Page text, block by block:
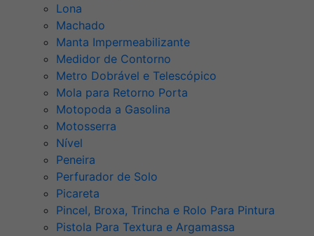
Lona
Machado
Manta Impermeabilizante
Medidor de Contorno
Metro Dobrável e Telescópico
Mola para Retorno Porta
Motopoda a Gasolina
Motosserra
Nível
Peneira
Perfurador de Solo
Picareta
Pincel, Broxa, Trincha e Rolo Para Pintura
Pistola Para Textura e Argamassa